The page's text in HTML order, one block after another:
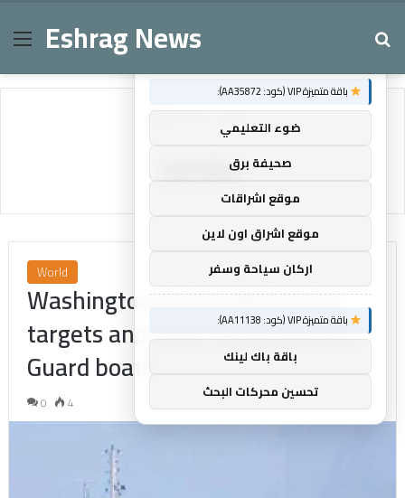
MenuEshrag News
Home/sinks
sinks
World
Washington bombs 80 Iranian
targets and sinks Revolutionary
Guard boats
0 4
×
باقة متميزة VIP (كود: AA35872):
ضوء التعليمي
صحيفة برق
موقع اشراقات
موقع اشراق اون لاين
اركان سياحة وسفر
باقة متميزة VIP (كود: AA11138):
باقة باك لينك
تحسين محركات البحث